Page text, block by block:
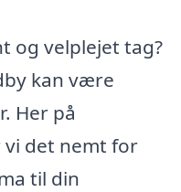
og velplejet tag?
kan være
Her på
det nemt for
til din